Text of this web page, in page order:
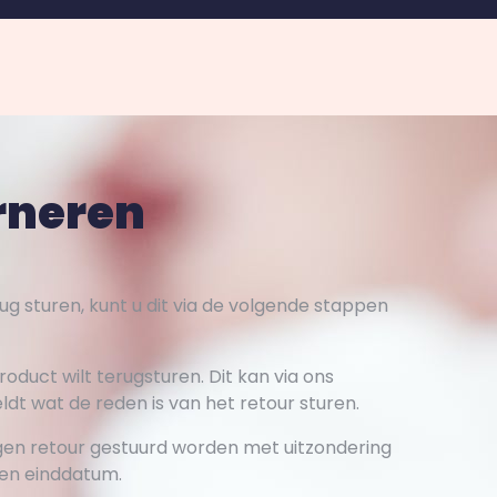
sturen, kunt u dit via de volgende stappen
wilt terugsturen. Dit kan via ons
wat de reden is van het retour sturen.
retour gestuurd worden met uitzondering
einddatum.